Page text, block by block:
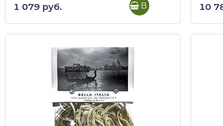
1 079 руб. В корзину 10